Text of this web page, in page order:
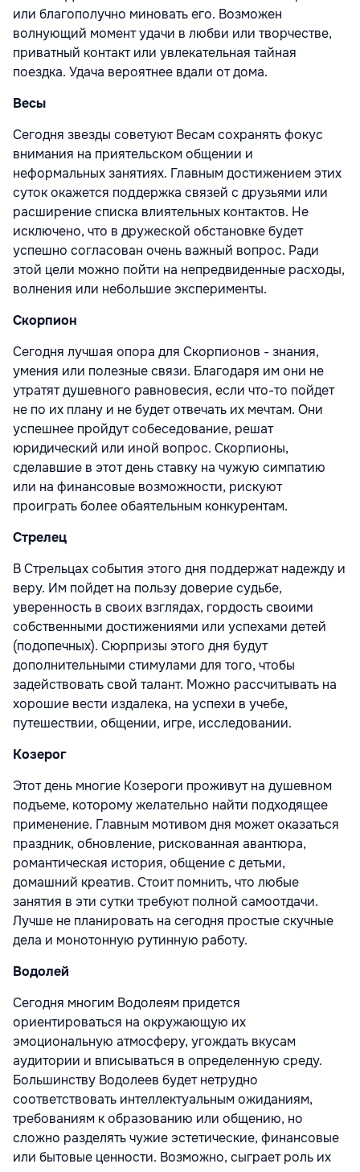
или благополучно миновать его. Возможен
волнующий момент удачи в любви или творчестве,
приватный контакт или увлекательная тайная
поездка. Удача вероятнее вдали от дома.
Весы
Сегодня звезды советуют Весам сохранять фокус
внимания на приятельском общении и
неформальных занятиях. Главным достижением этих
суток окажется поддержка связей с друзьями или
расширение списка влиятельных контактов. Не
исключено, что в дружеской обстановке будет
успешно согласован очень важный вопрос. Ради
этой цели можно пойти на непредвиденные расходы,
волнения или небольшие эксперименты.
Скорпион
Сегодня лучшая опора для Скорпионов - знания,
умения или полезные связи. Благодаря им они не
утратят душевного равновесия, если что-то пойдет
не по их плану и не будет отвечать их мечтам. Они
успешнее пройдут собеседование, решат
юридический или иной вопрос. Скорпионы,
сделавшие в этот день ставку на чужую симпатию
или на финансовые возможности, рискуют
проиграть более обаятельным конкурентам.
Стрелец
В Стрельцах события этого дня поддержат надежду и
веру. Им пойдет на пользу доверие судьбе,
уверенность в своих взглядах, гордость своими
собственными достижениями или успехами детей
(подопечных). Сюрпризы этого дня будут
дополнительными стимулами для того, чтобы
задействовать свой талант. Можно рассчитывать на
хорошие вести издалека, на успехи в учебе,
путешествии, общении, игре, исследовании.
Козерог
Этот день многие Козероги проживут на душевном
подъеме, которому желательно найти подходящее
применение. Главным мотивом дня может оказаться
праздник, обновление, рискованная авантюра,
романтическая история, общение с детьми,
домашний креатив. Стоит помнить, что любые
занятия в эти сутки требуют полной самоотдачи.
Лучше не планировать на сегодня простые скучные
дела и монотонную рутинную работу.
Водолей
Сегодня многим Водолеям придется
ориентироваться на окружающую их
эмоциональную атмосферу, угождать вкусам
аудитории и вписываться в определенную среду.
Большинству Водолеев будет нетрудно
соответствовать интеллектуальным ожиданиям,
требованиям к образованию или общению, но
сложно разделять чужие эстетические, финансовые
или бытовые ценности. Возможно, сыграет роль их